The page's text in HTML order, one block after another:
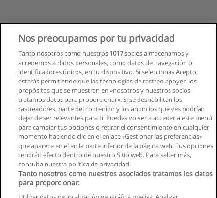
Nos preocupamos por tu privacidad
Tanto nosotros como nuestros 1017socios almacenamos y
accedemos a datos personales, como datos de navegación o
identificadores únicos, en tu dispositivo. Si seleccionas Acepto,
estarás permitiendo que las tecnologías de rastreo apoyen los
propósitos que se muestran en «nosotros y nuestros socios
tratamos datos para proporcionar». Si se deshabilitan los
rastreadores, parte del contenido y los anuncios que ves podrían
dejar de ser relevantes para ti. Puedes volver a acceder a este menú
para cambiar tus opciones o retirar el consentimiento en cualquier
momento haciendo clic en el enlace «Gestionar las preferencias»
que aparece en el en la parte inferior de la página web. Tus opciones
tendrán efecto dentro de nuestro Sitio web. Para saber más,
consulta nuestra política de privacidad.
Tanto nosotros como nuestros asociados tratamos los datos
para proporcionar: